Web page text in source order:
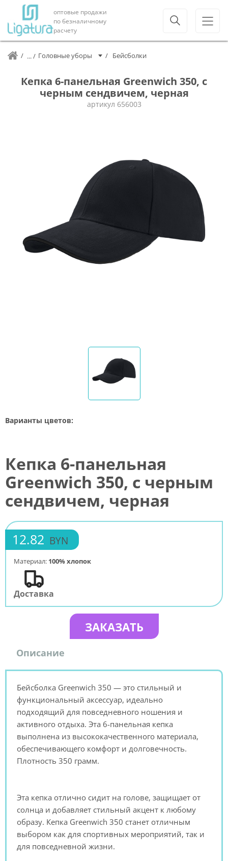
оптовые продажи
по безналичному
расчету
Головные уборы Бейсболки
Кепка 6-панельная Greenwich 350, c
черным сендвичем, черная
артикул 656003
Варианты цветов:
Кепка 6-панельная
Greenwich 350, c черным
сендвичем, черная
12.82 BYN
Материал: 100% хлопок
Доставка
ЗАКАЗАТЬ
Описание
Бейсболка Greenwich 350 — это стильный и
функциональный аксессуар, идеально
подходящий для повседневного ношения и
активного отдыха. Эта 6-панельная кепка
выполнена из высококачественного материала,
обеспечивающего комфорт и долговечность.
Плотность 350 грамм.
Эта кепка отлично сидит на голове, защищает от
солнца и добавляет стильный акцент к любому
образу. Кепка Greenwich 350 станет отличным
выбором как для спортивных мероприятий, так и
для повседневной жизни.